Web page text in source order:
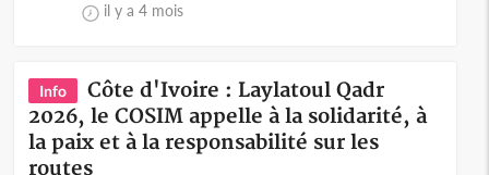
il y a 4 mois
Info
Côte d'Ivoire : Laylatoul Qadr
2026, le COSIM appelle à la solidarité, à
la paix et à la responsabilité sur les
routes